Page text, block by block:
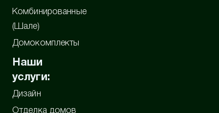
Комбинированные
(Шале)
Домокомплекты
Наши
услуги:
Дизайн
Отделка домов